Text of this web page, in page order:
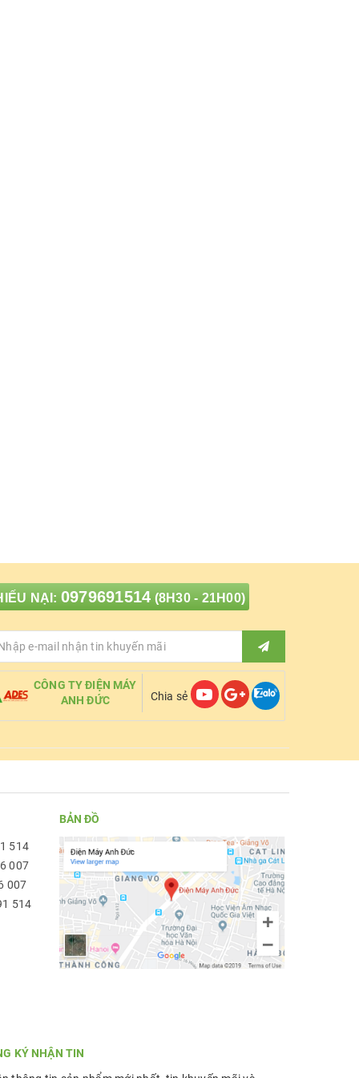
NẠI: 0979691514 (8H30 - 21H00)
CÔNG TY ĐIỆN MÁY
ANH ĐỨC
Chia sẻ
514
007
007
514
BẢN ĐỒ
KÝ NHẬN TIN